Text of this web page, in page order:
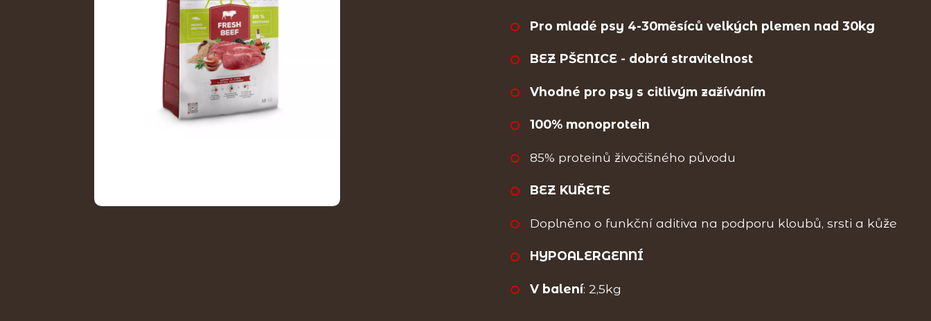
Pro mladé psy 4-30měsíců velkých plemen nad 30kg
BEZ PŠENICE - dobrá stravitelnost
Vhodné pro psy s citlivým zažíváním
100% monoprotein
85% proteinů živočišného původu
BEZ KUŘETE
Doplněno o funkční aditiva na podporu kloubů, srsti a kůže
HYPOALERGENNÍ
V balení: 2,5kg